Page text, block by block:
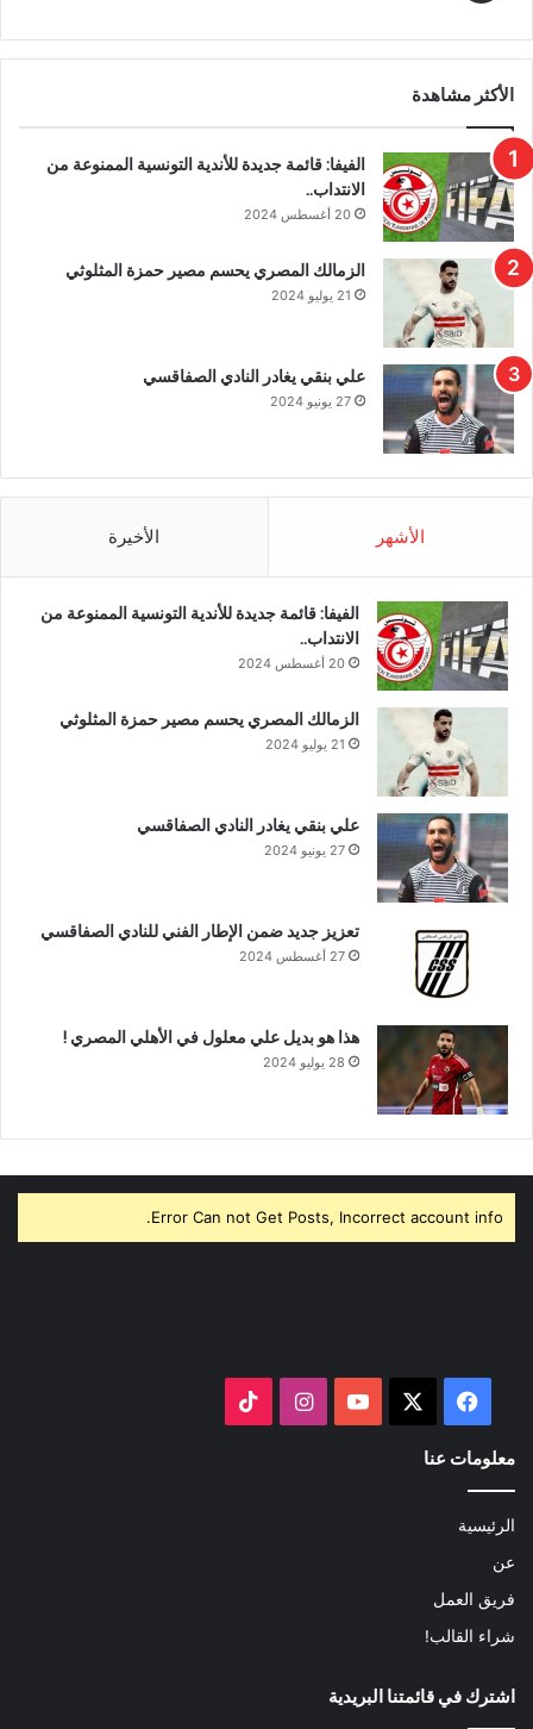
الأكثر مشاهدة
الفيفا: قائمة جديدة للأندية التونسية الممنوعة من
الانتداب..
20 أغسطس 2024
الزمالك المصري يحسم مصير حمزة المثلوثي
21 يوليو 2024
علي بنقي يغادر النادي الصفاقسي
27 يونيو 2024
الأشهر الأخيرة
الفيفا: قائمة جديدة للأندية التونسية الممنوعة من
الانتداب..
20 أغسطس 2024
الزمالك المصري يحسم مصير حمزة المثلوثي
21 يوليو 2024
علي بنقي يغادر النادي الصفاقسي
27 يونيو 2024
تعزيز جديد ضمن الإطار الفني للنادي الصفاقسي
27 أغسطس 2024
هذا هو بديل علي معلول في الأهلي المصري !
28 يوليو 2024
Error Can not Get Posts, Incorrect account info.
فيسبوك ‫YouTubeانستقرام
معلومات عنا
الرئيسية
عن
فريق العمل
شراء القالب!
اشترك في قائمتنا البريدية